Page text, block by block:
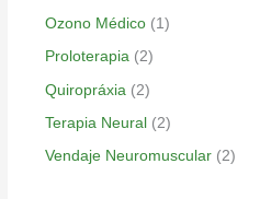
Ozono Médico (1)
Proloterapia (2)
Quiropráxia (2)
Terapia Neural (2)
Vendaje Neuromuscular (2)